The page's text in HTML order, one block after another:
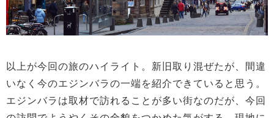
以上が今回の旅のハイライト。新旧取り混ぜたが、間違
いなく今のエジンバラの一端を紹介できていると思う。
エジンバラは取材で訪れることが多い街なのだが、今回